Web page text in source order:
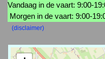
Vandaag in de vaart: 9:00-
Morgen in de vaart: 9:00-
(disclaimer)